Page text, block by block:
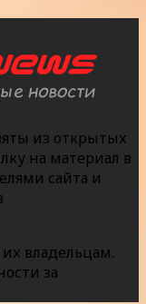
из открытых
на материал в
сайта и
владельцам.
за